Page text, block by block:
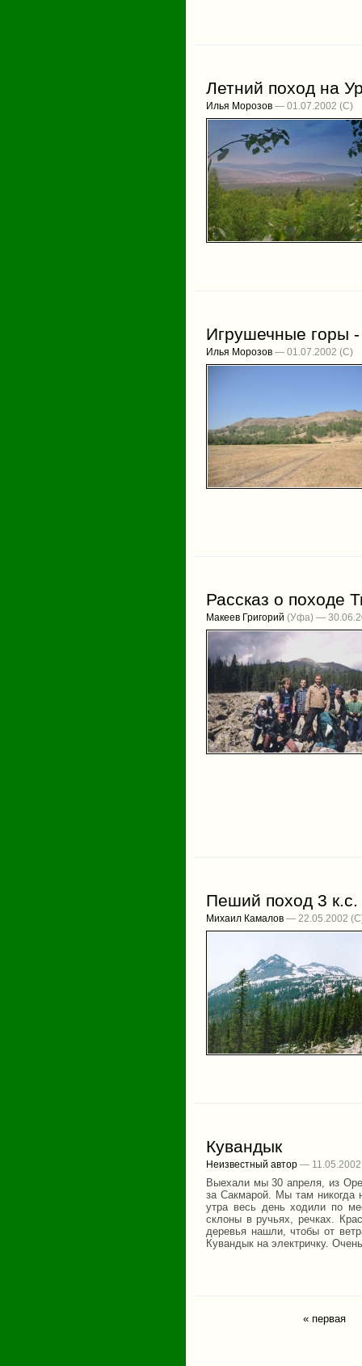
Летний поход на
Илья Морозов — 01.07.2002
Игрушечные горы
Илья Морозов — 01.07.2002
Рассказ о походе
Макеев Григорий (Уфа) —
Пеший поход 3 к.с.
Михаил Камалов — 22.05.2002
Кувандык
Неизвестный автор — 11.05.2002
Выехали мы 30 апреля, из
за Сакмарой. Мы там никогда
утра весь день ходили по
склоны в ручьях, речках.
деревья нашли, чтобы от
Кувандык на электричку.
« первая